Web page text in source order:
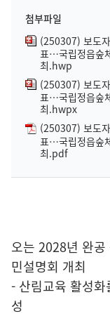
첨부파일
(250307) 보도
표…국립정읍숲
최.hwp
(250307) 보도
표…국립정읍숲
최.hwpx
(250307) 보도
표…국립정읍숲
최.pdf
오는 2028년 완
민설명회 개최
- 산림교육 활성
성